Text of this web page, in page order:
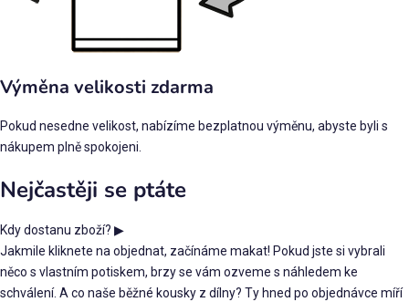
Výměna velikosti zdarma
Pokud nesedne velikost, nabízíme bezplatnou výměnu, abyste byli s
nákupem plně spokojeni.
Nejčastěji se ptáte
Kdy dostanu zboží? ▶
Jakmile kliknete na objednat, začínáme makat! Pokud jste si vybrali
něco s vlastním potiskem, brzy se vám ozveme s náhledem ke
schválení. A co naše běžné kousky z dílny? Ty hned po objednávce míří